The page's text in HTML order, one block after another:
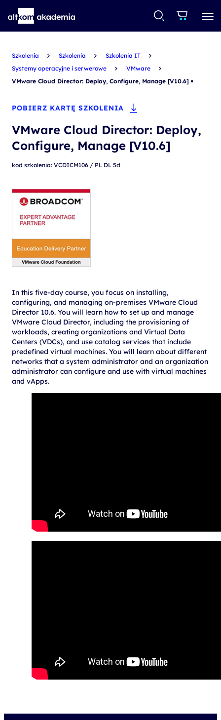
Szkolenia Szkolenia
Szkolenia IT
Systemy operacyjne i serwerowe
VMware
VMware Cloud Director: Deploy, Configure, Manage [V10.6]
POBIERZ KARTĘ SZKOLENIA
VMware Cloud Director: Deploy,
Configure, Manage [V10.6]
kod szkolenia: VCDICM106 / PL DL 5d
In this five-day course, you focus on installing,
configuring, and managing on-premises VMware Cloud
Director 10.6. You will learn how to set up and manage
VMware Cloud Director, including the provisioning of
workloads, creating organizations and Virtual Data
Centers (VDCs), and use catalog services that include
predefined virtual machines. You will learn about different
networks that a system administrator and an organization
administrator can configure and use with virtual machines
and vApps.